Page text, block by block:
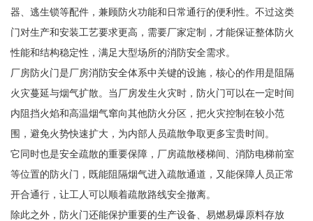
器、逃生锁等配件，兼顾防火功能和日常通行的便利性。不过这类
门对生产和安装工艺要求更高，需要厂家定制，才能保证整体防火
性能和结构稳定性，满足大型场所的消防安全需求。
厂房防火门是厂房消防安全体系中关键的设施，核心的作用是阻隔
火灾蔓延与烟气扩散。当厂房发生火灾时，防火门可以在一定时间
内阻挡火焰和高温烟气窜向其他防火分区，把火灾控制在较小范
围，避免火势快速扩大，为内部人员疏散争取更多宝贵时间。
它同时也是安全疏散的重要保障，厂房疏散楼梯间、消防电梯前室
等位置的防火门，既能阻隔烟气进入疏散通道，又能保障人员正常
开合通行，让工人可以顺着疏散路线安全撤离。
除此之外，防火门还能保护重要的生产设备、易燃易爆原料存放